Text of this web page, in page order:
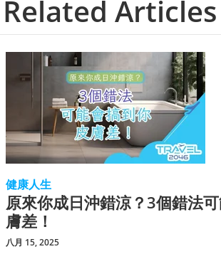
Related Articles
健康人生
原來你成日沖錯涼？3個錯法
膚差！
八月 15, 2025